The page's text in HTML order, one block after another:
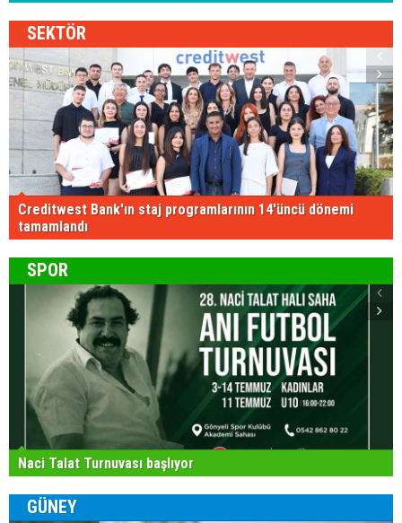
SEKTÖR
Creditwest Bank'ın staj programlarının 14'üncü dönemi
tamamlandı
SPOR
Naci Talat Turnuvası başlıyor
GÜNEY